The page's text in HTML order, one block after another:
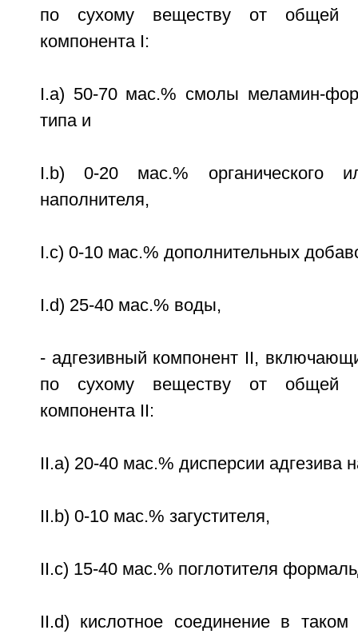
по сухому веществу от общей
компонента I:
I.a) 50-70 мас.% смолы меламин-
типа и
I.b) 0-20 мас.% органического
наполнителя,
I.c) 0-10 мас.% дополнительных
I.d) 25-40 мас.% воды,
- адгезивный компонент II,
по сухому веществу от общей
компонента II:
II.a) 20-40 мас.% дисперсии адгезива
II.b) 0-10 мас.% загустителя,
II.c) 15-40 мас.% поглотителя
II.d) кислотное соединение в таком